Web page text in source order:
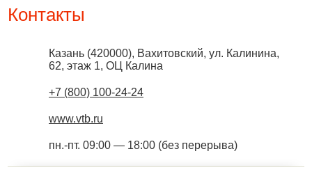
Контакты
Казань (420000), Вахитовский, ул. Калинина,
62, этаж 1, ОЦ Калина
+7 (800) 100-24-24
www.vtb.ru
пн.-пт. 09:00 — 18:00 (без перерыва)